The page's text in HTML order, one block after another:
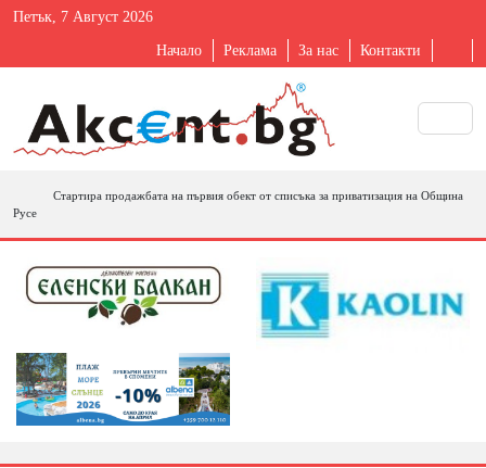
Петък, 7 Август 2026
Начало Реклама За нас Контакти
Стартира продажбата на първия обект от списъка за приватизация на Община
Русе